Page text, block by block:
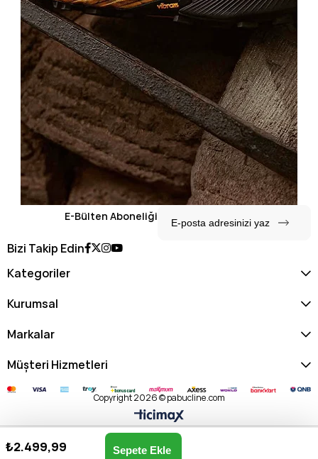
E-Bülten Aboneliği
Bizi Takip Edin
Kategoriler
Kurumsal
Markalar
Müşteri Hizmetleri
Copyright 2026 © pabucline.com
U.s. Polo Assn. Kadın Omuz & Kol Çantası US25195-BEJ
₺2.499,99
Anasayfa Favorilerim